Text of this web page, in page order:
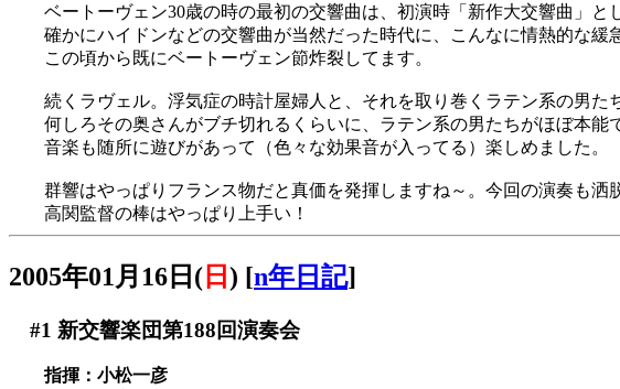
ベートーヴェン30歳の時の最初の交響曲は、初演時「新作大交響曲」と
確かにハイドンなどの交響曲が当然だった時代に、こんなに情熱的な
この頃から既にベートーヴェン節炸裂してます。
続くラヴェル。浮気症の時計屋婦人と、それを取り巻くラテン系の男た
何しろその奥さんがブチ切れるくらいに、ラテン系の男たちがほぼ本能
音楽も随所に遊びがあって（色々な効果音が入ってる）楽しめました。
群響はやっぱりフランス物だと真価を発揮しますね～。今回の演奏も洒
高関監督の棒はやっぱり上手い！
2005年01月16日( 日 ) [n年日記]
#1 新交響楽団第188回演奏会
指揮：小松一彦